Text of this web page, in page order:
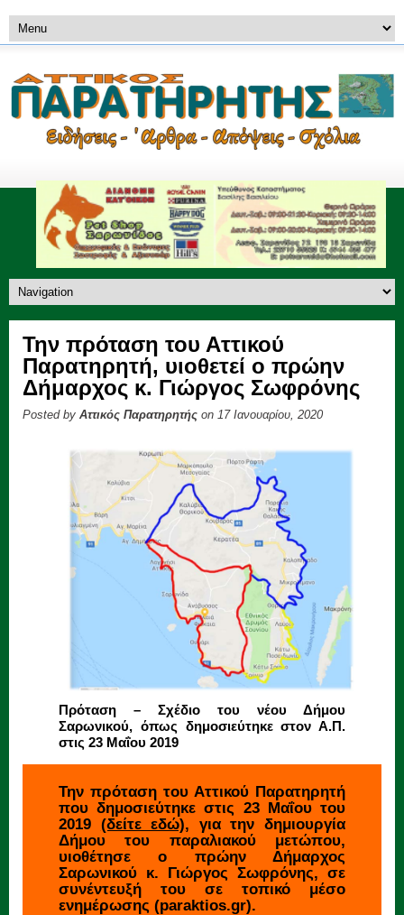
Την πρόταση του Αττικού
Παρατηρητή, υιοθετεί ο πρώην
Δήμαρχος κ. Γιώργος Σωφρόνης
Posted by Αττικός Παρατηρητής on 17 Ιανουαρίου, 2020
Πρόταση – Σχέδιο του νέου Δήμου
Σαρωνικού, όπως δημοσιεύτηκε στον Α.Π.
στις 23 Μαΐου 2019
Την πρόταση του Αττικού Παρατηρητή
που δημοσιεύτηκε στις 23 Μαΐου του
2019 (δείτε εδώ), για την δημιουργία
Δήμου του παραλιακού μετώπου,
υιοθέτησε ο πρώην Δήμαρχος
Σαρωνικού κ. Γιώργος Σωφρόνης, σε
συνέντευξή του σε τοπικό μέσο
ενημέρωσης (paraktios.gr).